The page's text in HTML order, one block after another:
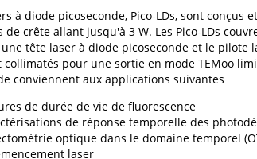
à diode picoseconde, Pico-LDs, sont
de crête allant jusqu'à 3 W. Les Pico-LDs
tête laser à diode picoseconde et le pilote
collimatés pour une sortie en mode TEMoo
conviennent aux applications suivantes
de durée de vie de fluorescence
de réponse temporelle des
optique dans le domaine temporel
laser